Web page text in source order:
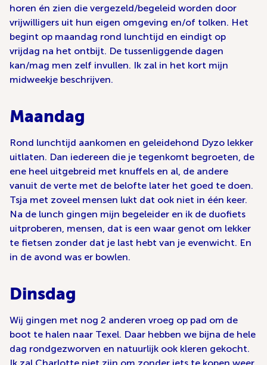
horen én zien die vergezeld/begeleid worden door
vrijwilligers uit hun eigen omgeving en/of tolken. Het
begint op maandag rond lunchtijd en eindigt op
vrijdag na het ontbijt. De tussenliggende dagen
kan/mag men zelf invullen. Ik zal in het kort mijn
midweekje beschrijven.
Maandag
Rond lunchtijd aankomen en geleidehond Dyzo lekker
uitlaten. Dan iedereen die je tegenkomt begroeten, de
ene heel uitgebreid met knuffels en al, de andere
vanuit de verte met de belofte later het goed te doen.
Tsja met zoveel mensen lukt dat ook niet in één keer.
Na de lunch gingen mijn begeleider en ik de duofiets
uitproberen, mensen, dat is een waar genot om lekker
te fietsen zonder dat je last hebt van je evenwicht. En
in de avond was er bowlen.
Dinsdag
Wij gingen met nog 2 anderen vroeg op pad om de
boot te halen naar Texel. Daar hebben we bijna de hele
dag rondgezworven en natuurlijk ook kleren gekocht.